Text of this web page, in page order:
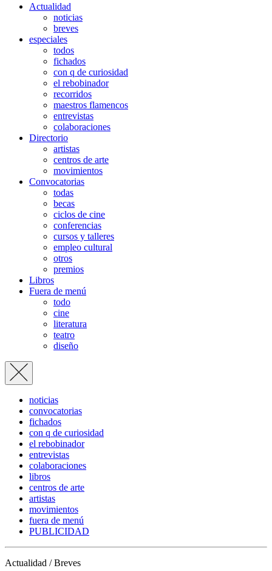
Actualidad
noticias
breves
especiales
todos
fichados
con q de curiosidad
el rebobinador
recorridos
maestros flamencos
entrevistas
colaboraciones
Directorio
artistas
centros de arte
movimientos
Convocatorias
todas
becas
ciclos de cine
conferencias
cursos y talleres
empleo cultural
otros
premios
Libros
Fuera de menú
todo
cine
literatura
teatro
diseño
noticias
convocatorias
fichados
con q de curiosidad
el rebobinador
entrevistas
colaboraciones
libros
centros de arte
artistas
movimientos
fuera de menú
PUBLICIDAD
Actualidad / Breves